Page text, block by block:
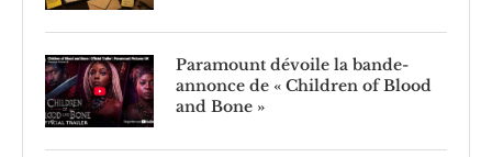
Paramount dévoile la bande-
annonce de « Children of Blood
and Bone »